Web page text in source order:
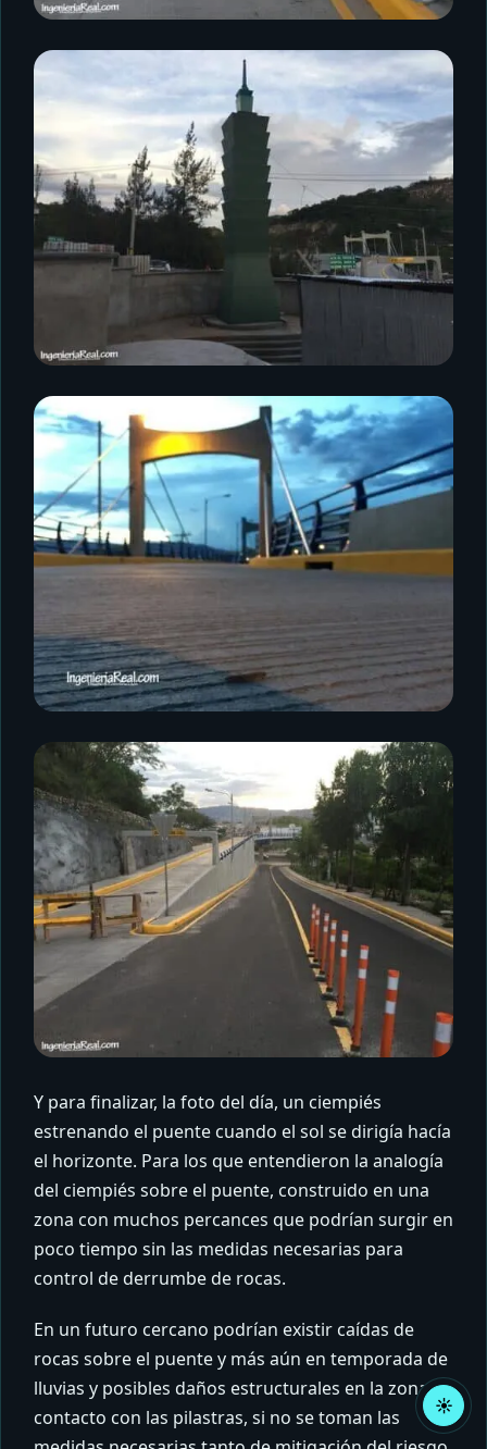
Y para finalizar, la foto del día, un ciempiés
estrenando el puente cuando el sol se dirigía hacía
el horizonte. Para los que entendieron la analogía
del ciempiés sobre el puente, construido en una
zona con muchos percances que podrían surgir en
poco tiempo sin las medidas necesarias para
control de derrumbe de rocas.
En un futuro cercano podrían existir caídas de
rocas sobre el puente y más aún en temporada de
lluvias y posibles daños estructurales en la zona de
contacto con las pilastras, si no se toman las
☀